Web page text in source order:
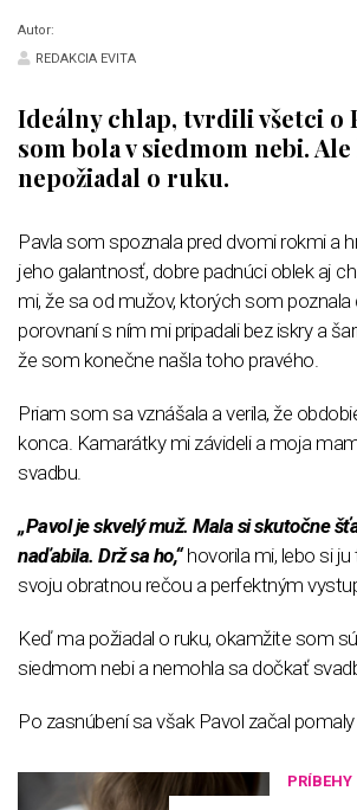
Autor:
REDAKCIA EVITA
Ideálny chlap, tvrdili všetci o
som bola v siedmom nebi.
nepožiadal o ruku.
Pavla som spoznala pred dvomi rokmi a
jeho galantnosť, dobre padnúci oblek aj
mi, že sa od mužov, ktorých som poznala
porovnaní s ním mi pripadali bez iskry a
že som konečne našla toho pravého.
Priam som sa vznášala a verila, že
konca. Kamarátky mi závideli a moja
svadbu.
„Pavol je skvelý muž. Mala si skutočne
naďabila. Drž sa ho,“hovorila mi, lebo si ju
svoju obratnou rečou a perfektným
Keď ma požiadal o ruku, okamžite som
siedmom nebi a nemohla sa dočkať
Po zasnúbení sa však Pavol začal pomaly
PRÍBEHY